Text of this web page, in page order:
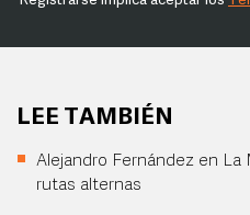
LEE TAMBIÉN
Alejandro Fernández en La
rutas alternas